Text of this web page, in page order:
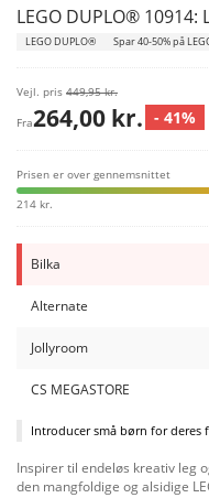
LEGO DUPLO®
LEGO DUPLO® Spar 40-50% på
Vejl. pris 449,95 kr.
Fra264,00 kr. - 41%
Prisen er over gennemsnittet
214 kr.
Bilka
Alternate
Jollyroom
CS MEGASTORE
Introducer små børn for deres
Inspirer til endeløs kreativ leg
den mangfoldige og alsidige